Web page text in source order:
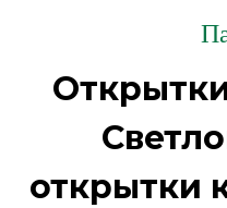
открытки